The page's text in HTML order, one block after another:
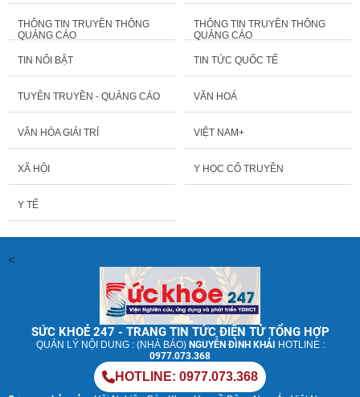
THÔNG TIN TRUYỀN THÔNG
QUẢNG CÁO
THÔNG TIN TRUYỀN THÔNG
QUẢNG CÁO
TIN NỔI BẬT TIN TỨC QUỐC TẾ
TUYÊN TRUYỀN - QUẢNG CÁO VĂN HOÁ
VĂN HÓA GIẢI TRÍ VIỆT NAM+
XÃ HỘI Y HỌC CỔ TRUYỀN
Y TẾ
<
SỨC KHOẺ 247 - TRANG TIN TỨC ĐIỆN TỬ TỔNG HỢP
QUẢN LÝ NỘI DUNG : (NHÀ BÁO) NGUYỄN ĐÌNH KHẢI
HOTLINE :
0977.073.368
HOTLINE: 0977.073.368